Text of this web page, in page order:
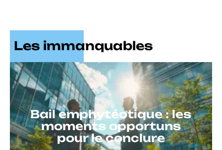
Les immanquables
Bail emphytéotique : les
moments opportuns
pour le conclure